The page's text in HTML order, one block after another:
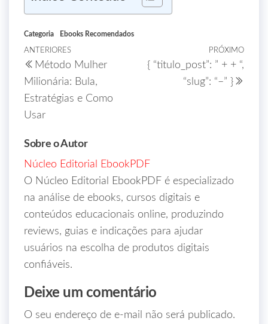
Categoria Ebooks Recomendados
ANTERIORES
Método Mulher
Milionária: Bula,
Estratégias e Como
Usar
PRÓXIMO
{ “titulo_post”: ” + + “,
“slug”: “–” }
Sobre o Autor
Núcleo Editorial EbookPDF
O Núcleo Editorial EbookPDF é especializado
na análise de ebooks, cursos digitais e
conteúdos educacionais online, produzindo
reviews, guias e indicações para ajudar
usuários na escolha de produtos digitais
confiáveis.
Deixe um comentário
O seu endereço de e-mail não será publicado.